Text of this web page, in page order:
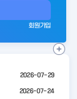
회원가입
2026-07-29
2026-07-24
공